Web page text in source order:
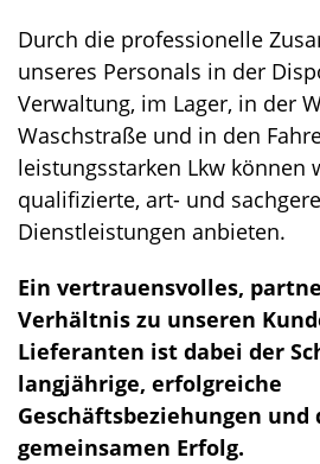
Durch die professionelle
unseres Personals in der
Verwaltung, im Lager, in der
Waschstraße und in den
leistungsstarken Lkw können
qualifizierte, art- und
Dienstleistungen anbieten.
Ein vertrauensvolles,
Verhältnis zu unseren
Lieferanten ist dabei der
langjährige, erfolgreiche
Geschäftsbeziehungen und
gemeinsamen Erfolg.